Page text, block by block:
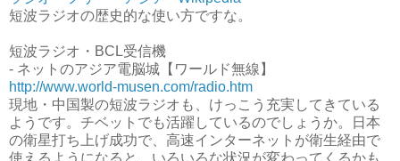
短波ラジオの歴史的な使い方ですな。
短波ラジオ・BCL受信機
- ネットのアジア電脳城【ワールド無線】
http://www.world-musen.com/radio.htm
現地・中国製の短波ラジオも、けっこう充実してきている
ようです。チベットでも活躍しているのでしょうか。日本
の衛星打ち上げ成功で、高速インターネットが衛生経由で
使えるようになると、いろいろな状況が変わってくるかも